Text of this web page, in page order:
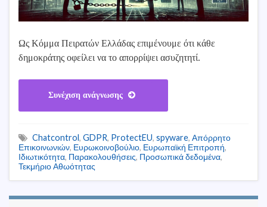
Ως Κόμμα Πειρατών Ελλάδας επιμένουμε ότι κάθε
δημοκράτης οφείλει να το απορρίψει ασυζητητί.
Συνέχιση ανάγνωσης
Chatcontrol, GDPR, ProtectEU, spyware, Απόρρητο
Επικοινωνιών, Ευρωκοινοβούλιο, Ευρωπαϊκή Επιτροπή,
Ιδιωτικότητα, Παρακολουθήσεις, Προσωπικά δεδομένα,
Τεκμήριο Αθωότητας